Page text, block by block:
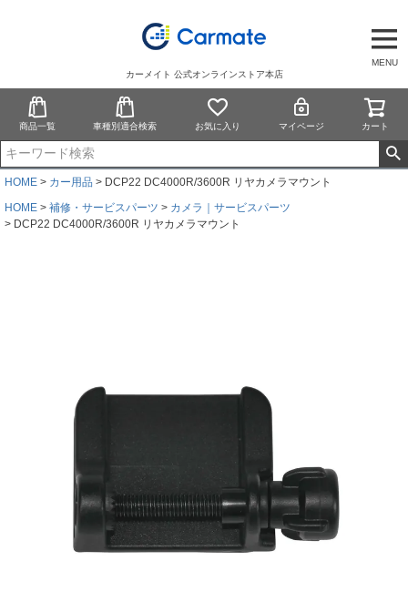
MENU
カーメイト 公式オンラインストア本店
商品一覧 車種別適合検索 お気に入り マイページ カート
HOME カー用品
DCP22 DC4000R/3600R リヤカメラマウント
HOME
補修・サービスパーツ
カメラ｜サービスパーツ
DCP22 DC4000R/3600R リヤカメラマウント